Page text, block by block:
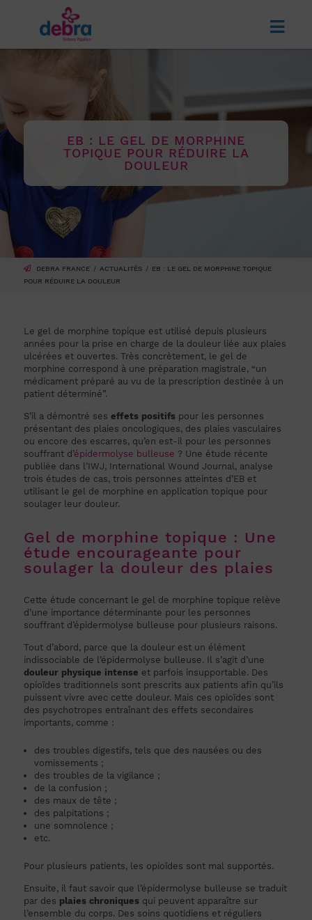
EB : LE GEL DE MORPHINE
TOPIQUE POUR RÉDUIRE LA
DOULEUR
DEBRA FRANCE ACTUALITÉS
EB : LE GEL DE MORPHINE TOPIQUE
POUR RÉDUIRE LA DOULEUR
Le gel de morphine topique est utilisé depuis plusieurs
années pour la prise en charge de la douleur liée aux plaies
ulcérées et ouvertes. Très concrètement, le gel de
morphine correspond à une préparation magistrale, “un
médicament préparé au vu de la prescription destinée à un
patient déterminé”.
S’il a démontré ses effets positifs pour les personnes
présentant des plaies oncologiques, des plaies vasculaires
ou encore des escarres, qu’en est-il pour les personnes
souffrant d’épidermolyse bulleuse ? Une étude récente
publiée dans l’IWJ, International Wound Journal, analyse
trois études de cas, trois personnes atteintes d’EB et
utilisant le gel de morphine en application topique pour
soulager leur douleur.
Gel de morphine topique : Une
étude encourageante pour
soulager la douleur des plaies
Cette étude concernant le gel de morphine topique relève
d’une importance déterminante pour les personnes
souffrant d’épidermolyse bulleuse pour plusieurs raisons.
Tout d’abord, parce que la douleur est un élément
indissociable de l’épidermolyse bulleuse. Il s’agit d’une
douleur physique intense et parfois insupportable. Des
opioïdes traditionnels sont prescrits aux patients afin qu’ils
puissent vivre avec cette douleur. Mais ces opioïdes sont
des psychotropes entraînant des effets secondaires
importants, comme :
des troubles digestifs, tels que des nausées ou des
vomissements ;
des troubles de la vigilance ;
de la confusion ;
des maux de tête ;
des palpitations ;
une somnolence ;
etc.
Pour plusieurs patients, les opioïdes sont mal supportés.
Ensuite, il faut savoir que l’épidermolyse bulleuse se traduit
par des plaies chroniques qui peuvent apparaître sur
l’ensemble du corps. Des soins quotidiens et réguliers